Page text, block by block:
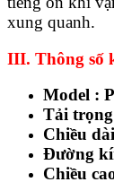
xung quanh.
III. Thông số
Model :
Tải
Chiều
Đường
Chiều